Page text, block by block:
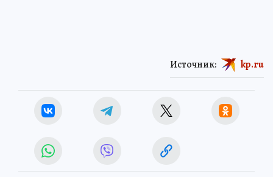
Источник: kp.ru